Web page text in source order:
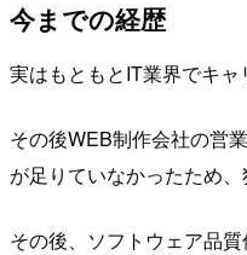
今までの経歴
実はもともとIT業界でキ
その後WEB制作会社の営
が足りていなかったため
その後、ソフトウェア品